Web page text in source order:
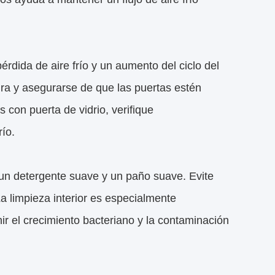
de aire frío y un aumento del ciclo del
y asegurarse de que las puertas estén
con puerta de vidrio, verifique
detergente suave y un paño suave. Evite
limpieza interior es especialmente
el crecimiento bacteriano y la contaminación